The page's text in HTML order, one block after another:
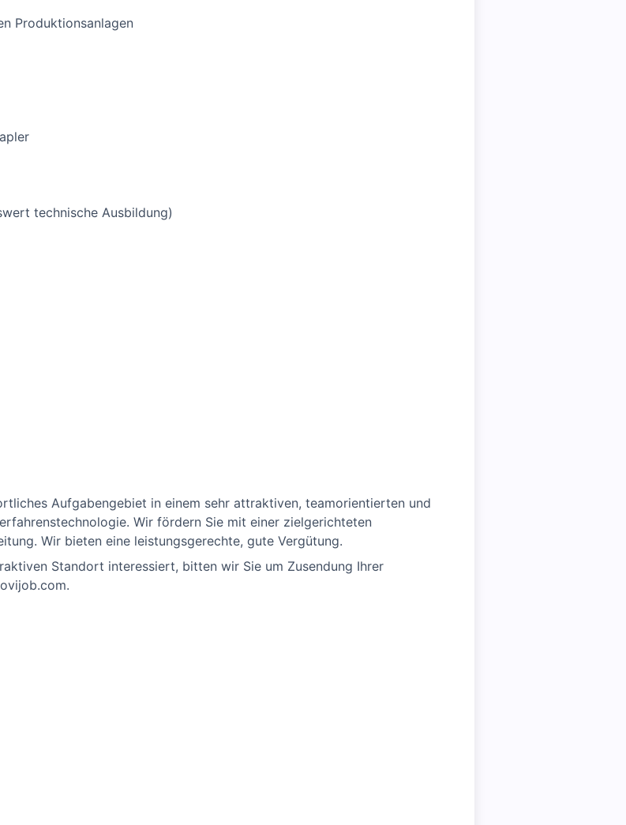
Produktionsanlagen
technische Ausbildung)
Aufgabengebiet in einem sehr attraktiven, teamorientierten und
Wir fördern Sie mit einer zielgerichteten
Wir bieten eine leistungsgerechte, gute Vergütung.
Standort interessiert, bitten wir Sie um Zusendung Ihrer